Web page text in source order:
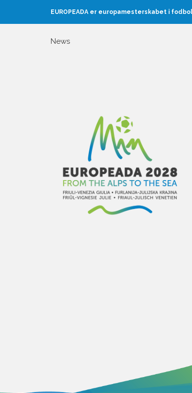
EUROPEADA er europamesterskabet i
News